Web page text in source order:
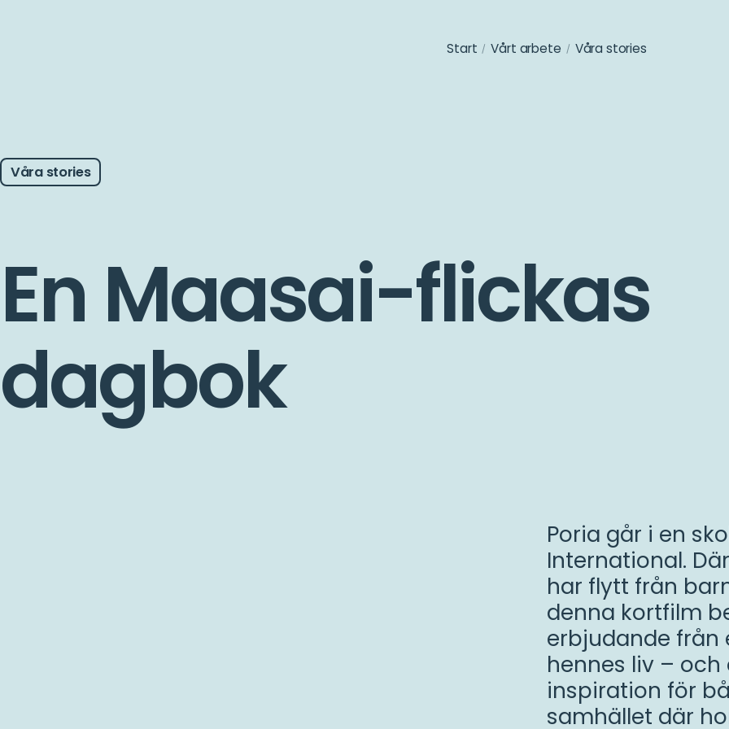
Start Vårt arbete Våra stories
Våra stories
En Maasai-flickas
dagbok
Poria går i en
International.
har flytt från
denna kortfilm
erbjudande från
hennes liv –
inspiration för
samhället där
Spela
Speltid
-
4:45
En